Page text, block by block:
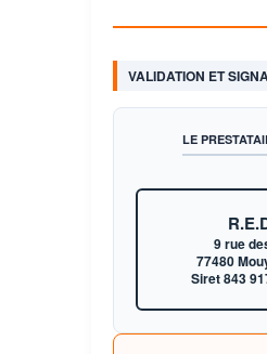
VALIDATION ET
LE
9 rue
77480
Siret 843